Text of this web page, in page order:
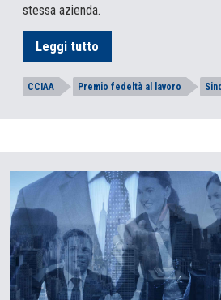
stessa azienda.
Leggi tutto
CCIAA Premio fedeltà al lavoro